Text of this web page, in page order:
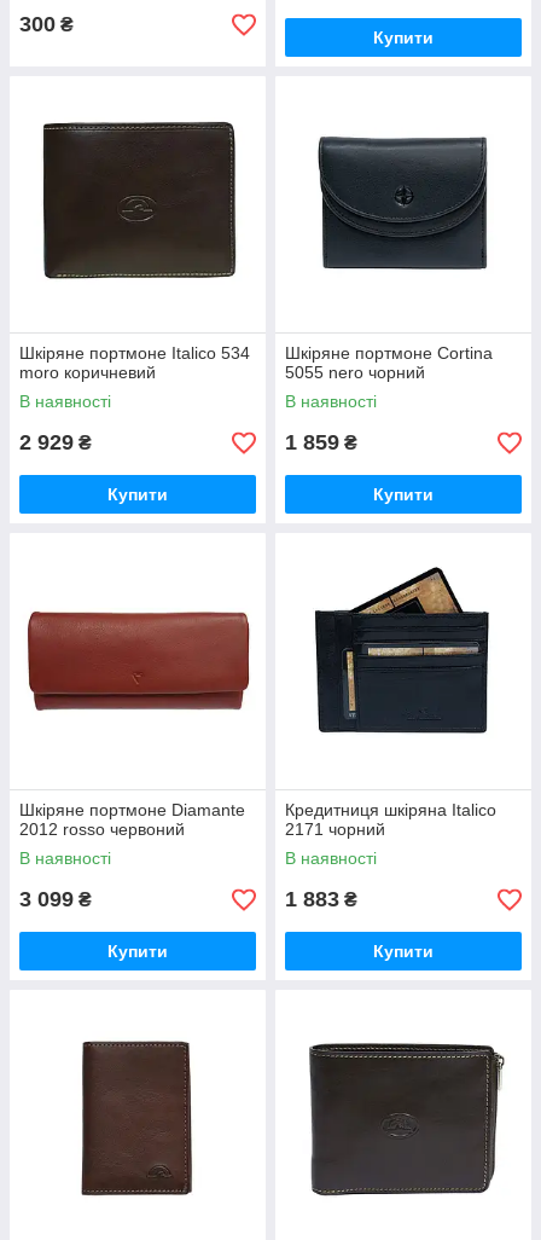
300 ₴
Купити
Шкіряне портмоне Italico 534
moro коричневий
В наявності
2 929 ₴
Купити
Шкіряне портмоне Cortina
5055 nero чорний
В наявності
1 859 ₴
Купити
Шкіряне портмоне Diamante
2012 rosso червоний
В наявності
3 099 ₴
Купити
Кредитниця шкіряна Italico
2171 чорний
В наявності
1 883 ₴
Купити